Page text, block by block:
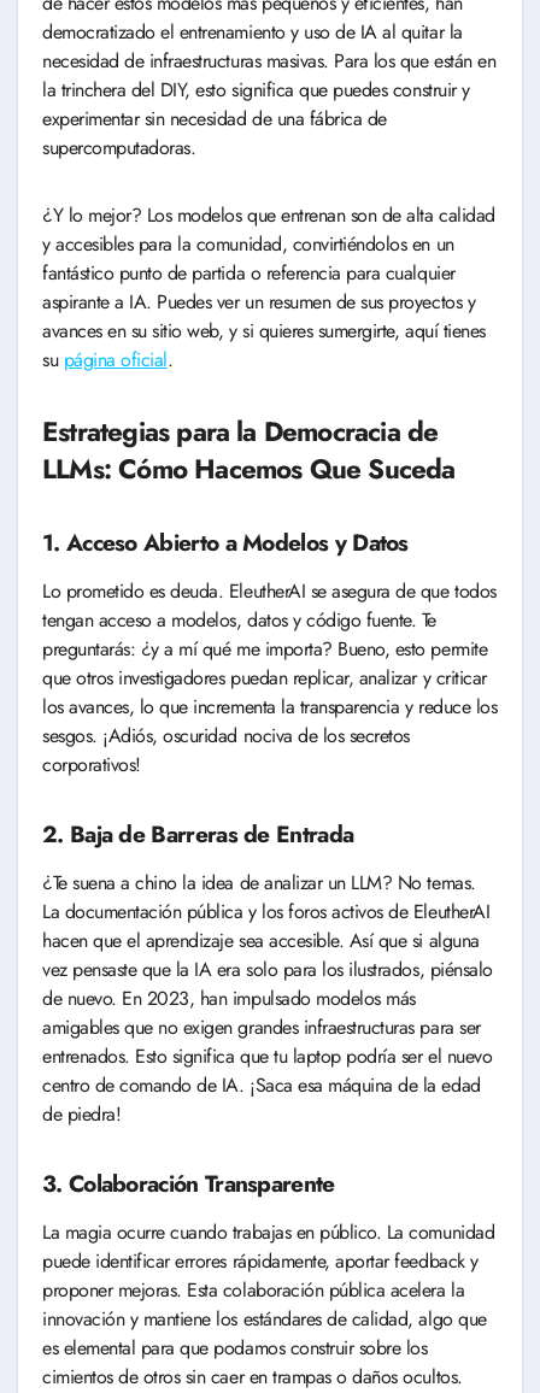
democratizado el entrenamiento y uso de IA al quitar la
necesidad de infraestructuras masivas. Para los que están en
la trinchera del DIY, esto significa que puedes construir y
experimentar sin necesidad de una fábrica de
supercomputadoras.
¿Y lo mejor? Los modelos que entrenan son de alta calidad
y accesibles para la comunidad, convirtiéndolos en un
fantástico punto de partida o referencia para cualquier
aspirante a IA. Puedes ver un resumen de sus proyectos y
avances en su sitio web, y si quieres sumergirte, aquí tienes
su página oficial.
Estrategias para la Democracia de
LLMs: Cómo Hacemos Que Suceda
1. Acceso Abierto a Modelos y Datos
Lo prometido es deuda. EleutherAI se asegura de que todos
tengan acceso a modelos, datos y código fuente. Te
preguntarás: ¿y a mí qué me importa? Bueno, esto permite
que otros investigadores puedan replicar, analizar y criticar
los avances, lo que incrementa la transparencia y reduce los
sesgos. ¡Adiós, oscuridad nociva de los secretos
corporativos!
2. Baja de Barreras de Entrada
¿Te suena a chino la idea de analizar un LLM? No temas.
La documentación pública y los foros activos de EleutherAI
hacen que el aprendizaje sea accesible. Así que si alguna
vez pensaste que la IA era solo para los ilustrados, piénsalo
de nuevo. En 2023, han impulsado modelos más
amigables que no exigen grandes infraestructuras para ser
entrenados. Esto significa que tu laptop podría ser el nuevo
centro de comando de IA. ¡Saca esa máquina de la edad
de piedra!
3. Colaboración Transparente
La magia ocurre cuando trabajas en público. La comunidad
puede identificar errores rápidamente, aportar feedback y
proponer mejoras. Esta colaboración pública acelera la
innovación y mantiene los estándares de calidad, algo que
es elemental para que podamos construir sobre los
cimientos de otros sin caer en trampas o daños ocultos.